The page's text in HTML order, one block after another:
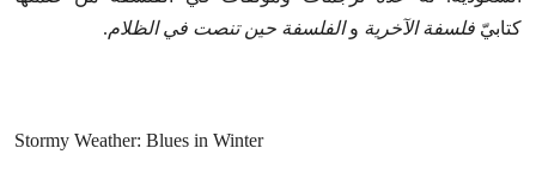
كتابيّ فلسفة الآخرية والفلسفة حين تنصت في الظلام.
Stormy Weather: Blues in Winter